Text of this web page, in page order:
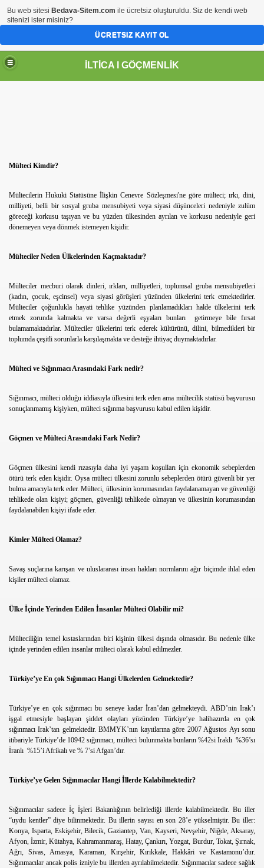
İLTİCA I GÖÇMENLİK
Mülteci Kimdir?
Mültecilerin Hukuki Statüsüne İlişkin Cenevre Sözleşmesi'ne göre mülteci; ırkı, dini,
milliyeti, belli bir sosyal gruba mensubiyeti veya siyasi düşünceleri nedeniyle zulüm
göreceği korkusu taşıyan ve bu yüzden ülkesinden ayrılan ve korkusu nedeniyle geri
dönemeyen veya dönmek istemeyen kişidir.
Mülteciler Neden Ülkelerinden Kaçmaktadır?
Mülteciler mecburi olarak dinleri, ırkları, milliyetleri, toplumsal gruba mensubiyetleri
(kadın, çocuk, eşcinsel) veya siyasi görüşleri yüzünden ülkelerini terk etmektedirler.
Mülteciler çoğunlukla hayati tehlike yüzünden planlamadıkları halde ülkelerini terk
etmek zorunda kalmakta ve varsa değerli eşyaları bunları getirmeye bile fırsat
bulamamaktadırlar. Mülteciler ülkelerini terk ederek kültürünü, dilini, bilmedikleri bir
toplumda çeşitli sorunlarla karşılaşmakta ve desteğe ihtiyaç duymaktadırlar.
Mülteci ve Sığınmacı Arasındaki Fark nedir?
Sığınmacı, mülteci olduğu iddiasıyla ülkesini terk eden ama mültecilik statüsü başvurusu
sonuçlanmamış kişiyken, mülteci sığınma başvurusu kabul edilen kişidir.
Göçmen ve Mülteci Arasındaki Fark Nedir?
Göçmen ülkesini kendi rızasıyla daha iyi yaşam koşulları için ekonomik sebeplerden
ötürü terk eden kişidir. Oysa mülteci ülkesini zorunlu sebeplerden ötürü güvenli bir yer
bulma amacıyla terk eder. Mülteci, ülkesinin korumasından faydalanamayan ve güvenliği
tehlikede olan kişiyi; göçmen, güvenliği tehlikede olmayan ve ülkesinin korumasından
faydalanabilen kişiyi ifade eder.
Kimler Mülteci Olamaz?
Savaş suçlarına karışan ve uluslararası insan hakları normlarını ağır biçimde ihlal eden
kişiler mülteci olamaz.
Ülke İçinde Yerinden Edilen İnsanlar Mülteci Olabilir mi?
Mülteciliğin temel kıstaslarından biri kişinin ülkesi dışında olmasıdır. Bu nedenle ülke
içinde yerinden edilen insanlar mülteci olarak kabul edilmezler.
Türkiye’ye En çok Sığınmacı Hangi Ülkelerden Gelmektedir?
Türkiye’ye en çok sığınmacı bu seneye kadar İran’dan gelmekteydi. ABD’nin Irak’ı
işgal etmesiyle başlayan şiddet olayları yüzünden Türkiye’ye halihazırda en çok
sığınmacı Irak’tan gelmektedir. BMMYK’nın kayıtlarına göre 2007 Ağustos Ayı sonu
itibariyle Türkiye’de 10942 sığınmacı, mülteci bulunmakta bunların %42si Iraklı %36’sı
İranlı %15’i Afrikalı ve % 7’si Afgan’dır.
Türkiye’ye Gelen Sığınmacılar Hangi İllerde Kalabilmektedir?
Sığınmacılar sadece İç İşleri Bakanlığının belirlediği illerde kalabilmektedir. Bu iller
“uydu kentler” diye bilinmektedir. Bu illerin sayısı en son 28’e yükselmiştir. Bu iller:
Konya, Isparta, Eskişehir, Bilecik, Gaziantep, Van, Kayseri, Nevşehir, Niğde, Aksaray,
Afyon, İzmir, Kütahya, Kahramanmaraş, Hatay, Çankırı, Yozgat, Burdur, Tokat, Şırnak,
Ağrı, Sivas, Amasya, Karaman, Kırşehir, Kırıkkale, Hakkâri ve Kastamonu’dur.
Sığınmacılar ancak polis izniyle bu illerden ayrılabilmektedir. Sığınmacılar sadece sağlık
Bu web sitesi Bedava-Sitem.com ile ücretsiz oluşturuldu. Siz de kendi web
sitenizi ister misiniz?
ÜCRETSIZ KAYIT OL